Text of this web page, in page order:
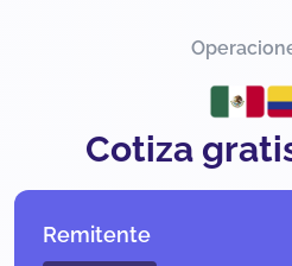
Cotiza
Remitente